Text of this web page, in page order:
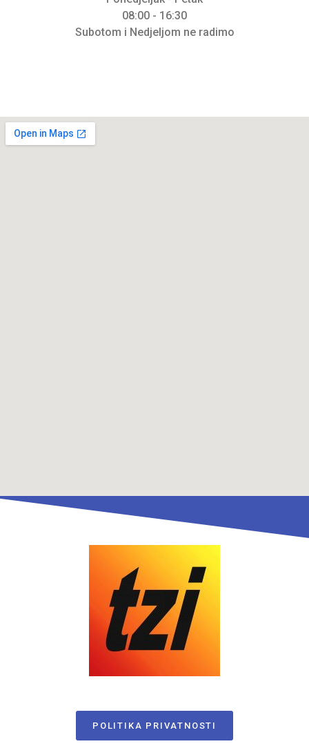
08:00 - 16:30
Subotom i Nedjeljom ne radimo
POLITIKA PRIVATNOSTI